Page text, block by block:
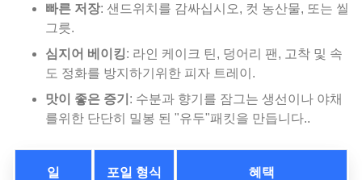
빠른 저장: 샌드위치를 ​​감싸십시오, 컷 농산물, 또는 씰
그릇.
심지어 베이킹: 라인 케이크 틴, 덩어리 팬, 고착 및 속
도 정화를 방지하기위한 피자 트레이.
맛이 좋은 증기 : 수분과 향기를 잠그는 생선이나 야채
를위한 단단히 밀봉 된 "유두"패킷을 만듭니다..
일 포일 형식 혜택